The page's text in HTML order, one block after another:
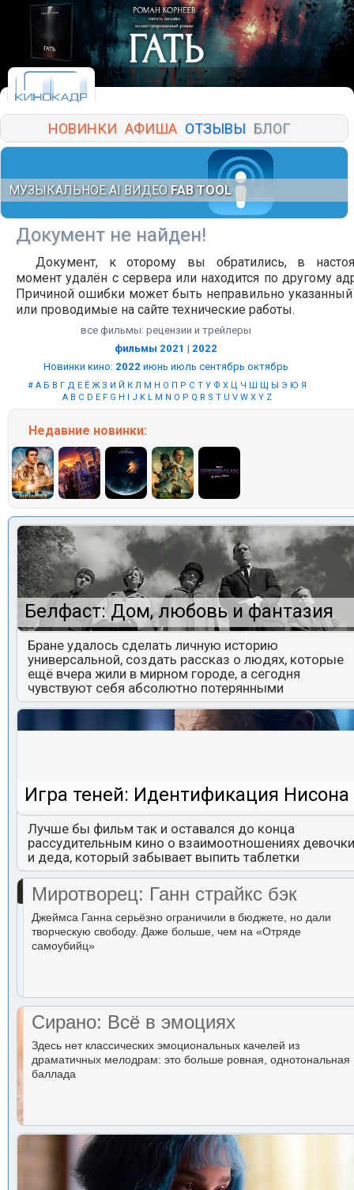
НОВИНКИ АФИША ОТЗЫВЫ БЛОГ
МУЗЫКАЛЬНОЕ AI ВИДЕО FAB TOOL
Документ не найден!
Документ, к оторому вы обратились, в
момент удалён с сервера или находится по другому
Причиной ошибки может быть неправильно указанный
или проводимые на сайте технические работы.
все фильмы: рецензии и трейлеры
фильмы 2021 | 2022
Новинки кино: 2022 июнь июль сентябрь октябрь
# А Б В Г Д Е Ё Ж З И Й К Л М Н О П Р С Т У Ф Х Ц Ч Ш Щ Ы Э Ю Я
A B C D E F G H I J K L M N O P Q R S T U V W X Y Z
Недавние новинки:
Белфаст: Дом, любовь и фантазия
Бране удалось сделать личную историю
универсальной, создать рассказ о людях, которые
ещё вчера жили в мирном городе, а сегодня
чувствуют себя абсолютно потерянными
Игра теней: Идентификация Нисона
Лучше бы фильм так и оставался до конца
рассудительным кино о взаимоотношениях девочки
и деда, который забывает выпить таблетки
Миротворец: Ганн страйкс бэк
Джеймса Ганна серьёзно ограничили в бюджете, но дали
творческую свободу. Даже больше, чем на «Отряде
самоубийц»
Сирано: Всё в эмоциях
Здесь нет классических эмоциональных качелей из
драматичных мелодрам: это больше ровная, однотональная
баллада